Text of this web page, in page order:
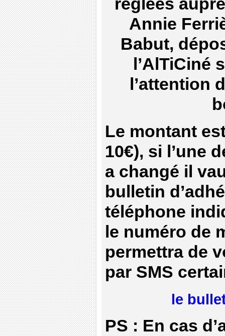
réglées
Annie
Babut,
l’AlTiCiné
l’attention
Le montant
10€), si l’une
a changé il
bulletin
téléphone
le numéro de
permettra de
par SMS
le
PS : En cas